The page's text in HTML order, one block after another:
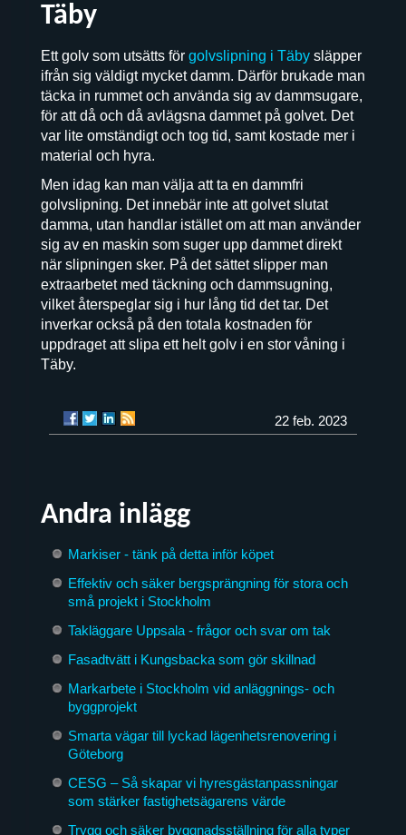
Täby
Ett golv som utsätts för golvslipning i Täbysläpper
ifrån sig väldigt mycket damm. Därför brukade man
täcka in rummet och använda sig av dammsugare,
för att då och då avlägsna dammet på golvet. Det
var lite omständigt och tog tid, samt kostade mer i
material och hyra.
Men idag kan man välja att ta en dammfri
golvslipning. Det innebär inte att golvet slutat
damma, utan handlar istället om att man använder
sig av en maskin som suger upp dammet direkt
när slipningen sker. På det sättet slipper man
extraarbetet med täckning och dammsugning,
vilket återspeglar sig i hur lång tid det tar. Det
inverkar också på den totala kostnaden för
uppdraget att slipa ett helt golv i en stor våning i
Täby.
22 feb. 2023
Andra inlägg
Markiser - tänk på detta inför köpet
Effektiv och säker bergsprängning för stora och
små projekt i Stockholm
Takläggare Uppsala - frågor och svar om tak
Fasadtvätt i Kungsbacka som gör skillnad
Markarbete i Stockholm vid anläggnings- och
byggprojekt
Smarta vägar till lyckad lägenhetsrenovering i
Göteborg
CESG – Så skapar vi hyresgästanpassningar
som stärker fastighetsägarens värde
Trygg och säker byggnadsställning för alla typer